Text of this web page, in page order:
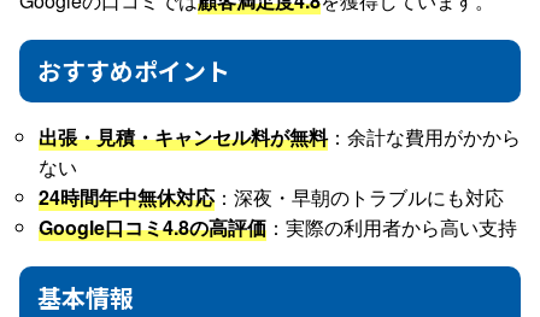
おすすめポイント
出張・見積・キャンセル料が無料：余計な費用がかから
ない
24時間年中無休対応 ：深夜・早朝のトラブルにも対応
Google口コミ4.8の高評価 ：実際の利用者から高い支持
基本情報